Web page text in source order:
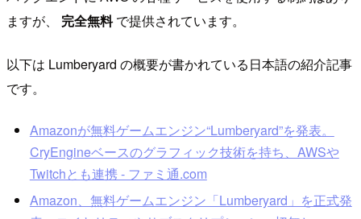
ますが、 完全無料で提供されています。
以下は Lumberyard の概要が書かれている日本語の紹介記事
です。
Amazonが無料ゲームエンジン“Lumberyard”を発表。
CryEngineベースのグラフィック技術を持ち、AWSや
Twitchとも連携 - ファミ通.com
Amazon、無料ゲームエンジン「Lumberyard」を正式発